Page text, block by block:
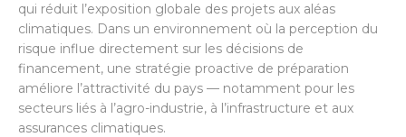
qui réduit l’exposition globale des projets aux aléas
climatiques. Dans un environnement où la perception du
risque influe directement sur les décisions de
financement, une stratégie proactive de préparation
améliore l’attractivité du pays — notamment pour les
secteurs liés à l’agro-industrie, à l’infrastructure et aux
assurances climatiques.